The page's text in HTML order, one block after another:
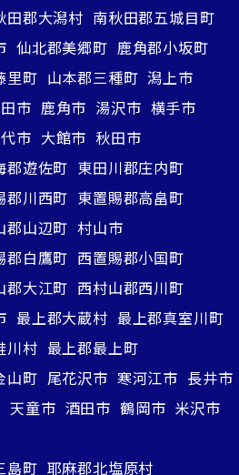
田郡大潟村 南秋田郡五城目町
仙北郡美郷町 鹿角郡小坂町
里町 山本郡三種町 潟上市
市 鹿角市 湯沢市 横手市
市 大館市 秋田市
郡遊佐町 東田川郡庄内町
郡川西町 東置賜郡高畠町
郡山辺町 村山市
郡白鷹町 西置賜郡小国町
郡大江町 西村山郡西川町
最上郡大蔵村 最上郡真室川町
川村 最上郡最上町
山町 尾花沢市 寒河江市 長井市
天童市 酒田市 鶴岡市 米沢市
島町 耶麻郡北塩原村